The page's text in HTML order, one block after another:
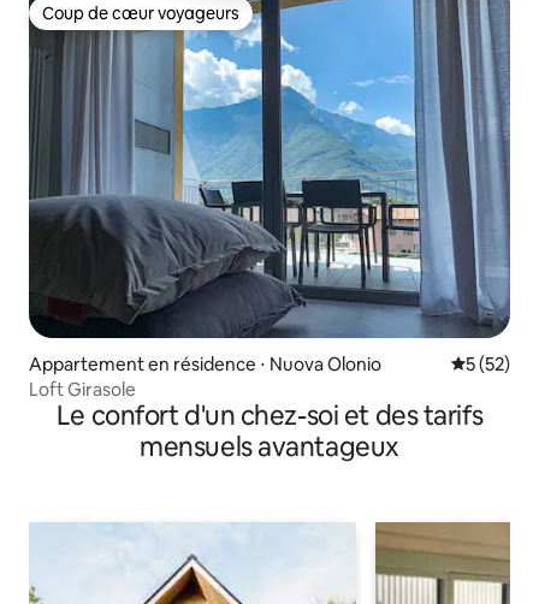
Coup de cœur voyageurs
Coup de cœur voyageurs
Appartement en résidence ⋅ Nuova Olonio
5 (52)
Loft Girasole
Le confort d'un chez-soi et des tarifs
mensuels avantageux